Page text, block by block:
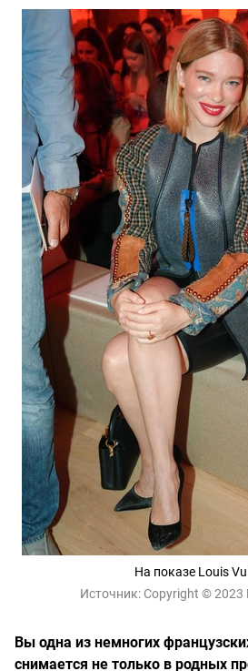
На показе Louis
Источник: Copyright © 2023
Вы одна из немногих
снимается не только в родных